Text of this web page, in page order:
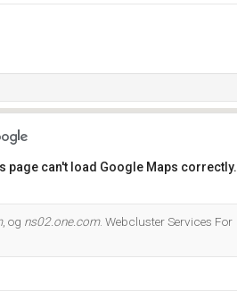
page can't load Google Maps correctly.
, og ns02.one.com. Webcluster Services For